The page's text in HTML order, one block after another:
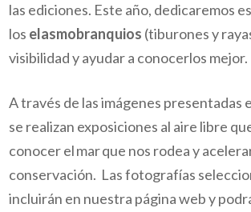
las ediciones. Este año, dedicaremos
los elasmobranquios (tiburones y
visibilidad y ayudar a conocerlos mejor.
A través de las imágenes presentadas
se realizan exposiciones al aire libre
conocer elmarque nos rodea y
conservación. Las fotografías
incluirán en nuestra página web y